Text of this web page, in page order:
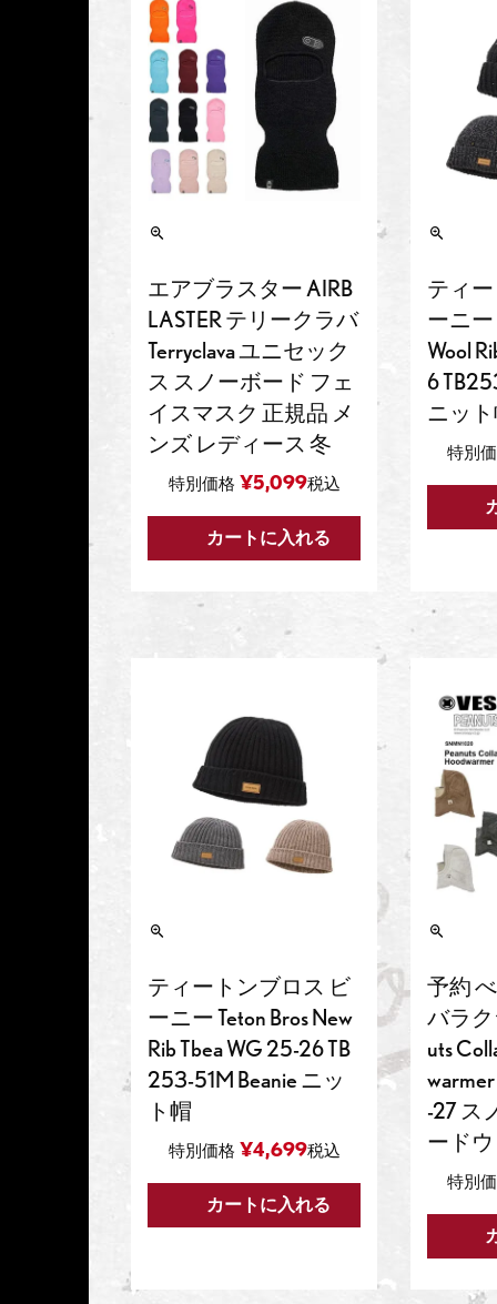
エアブラスター AIRB
LASTER テリークラバ
Terryclava ユニセック
ス スノーボード フェ
イスマスク 正規品 メ
ンズ レディース 冬
特別価格 ¥5,099税込
カートに入れる
ティ
ーニー
Wool
6
ニッ
特別
ティートンブロス ビ
ーニー Teton Bros New
Rib Tbea WG 25-26 TB
253-51M Beanie ニッ
ト帽
特別価格 ¥4,699税込
カートに入れる
予約
バラク
uts
-27 ス
ード
特別